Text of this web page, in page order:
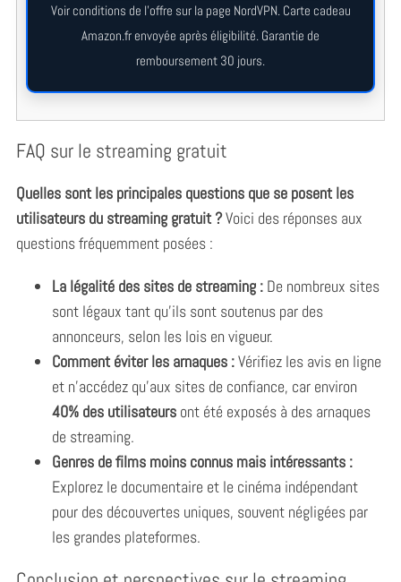
Voir conditions de l’offre sur la page NordVPN. Carte cadeau
Amazon.fr envoyée après éligibilité. Garantie de
remboursement 30 jours.
FAQ sur le streaming gratuit
Quelles sont les principales questions que se posent les
utilisateurs du streaming gratuit ?Voici des réponses aux
questions fréquemment posées :
La légalité des sites de streaming :De nombreux sites
sont légaux tant qu’ils sont soutenus par des
annonceurs, selon les lois en vigueur.
Comment éviter les arnaques :Vérifiez les avis en ligne
et n’accédez qu’aux sites de confiance, car environ
40% des utilisateursont été exposés à des arnaques
de streaming.
Genres de films moins connus mais intéressants :
Explorez le documentaire et le cinéma indépendant
pour des découvertes uniques, souvent négligées par
les grandes plateformes.